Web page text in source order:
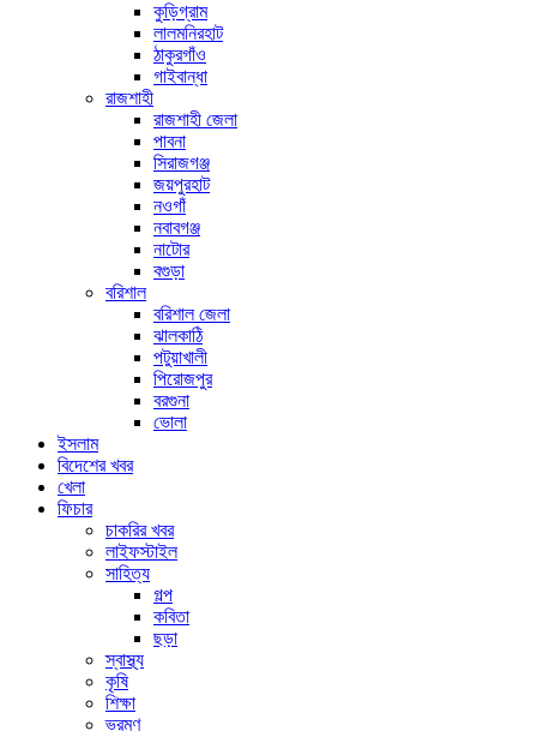
কুড়িগ্রাম
লালমনিরহাট
ঠাকুরগাঁও
গাইবান্ধা
রাজশাহী
রাজশাহী জেলা
পাবনা
সিরাজগঞ্জ
জয়পুরহাট
নওগাঁ
নবাবগঞ্জ
নাটোর
বগুড়া
বরিশাল
বরিশাল জেলা
ঝালকাঠি
পটুয়াখালী
পিরোজপুর
বরগুনা
ভোলা
ইসলাম
বিদেশের খবর
খেলা
ফিচার
চাকরির খবর
লাইফস্টাইল
সাহিত্য
গল্প
কবিতা
ছড়া
স্বাস্থ্য
কৃষি
শিক্ষা
ভ্রমণ